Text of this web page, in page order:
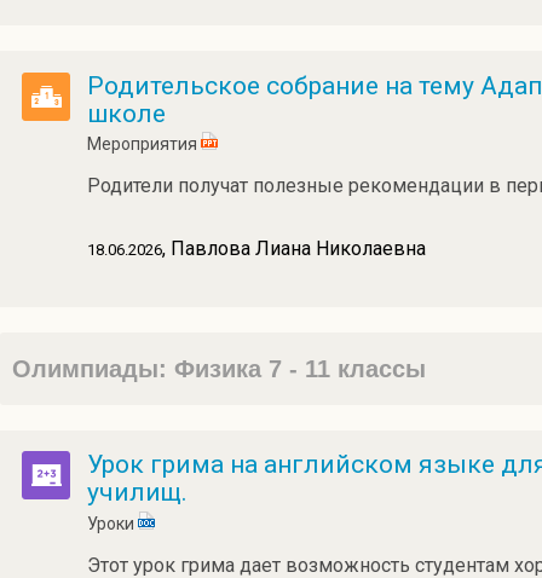
Родительское собрание на тему
школе
Мероприятия
Родители получат полезные рекомендации в
18.06.2026, Павлова Лиана Николаевна
Олимпиады: Физика 7 - 11 классы
Урок грима на английском языке
училищ.
Уроки
Этот урок грима дает возможность студентам